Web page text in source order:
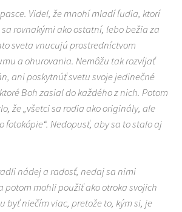
Videl, že mnohí mladí ľudia, ktorí
rovnakými ako ostatní, lebo bežia za
sveta vnucujú prostredníctvom
a ohurovania. Nemôžu tak rozvíjať
ani poskytnúť svetu svoje jedinečné
Boh zasial do každého z nich. Potom
že „všetci sa rodia ako originály, ale
fotokópie“. Nedopusť, aby sa to stalo aj
nádej a radosť, nedaj sa nimi
potom mohli použiť ako otroka svojich
byť niečím viac, pretože to, kým si, je